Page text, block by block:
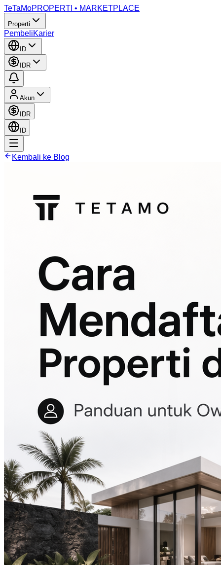
TeTaMoPROPERTI • MARKETPLACE
Properti
PembeliKarier
ID
IDR
Akun
IDR
ID
Kembali ke Blog